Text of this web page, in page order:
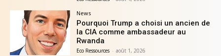
News
Pourquoi Trump a choisi un ancien de
la CIA comme ambassadeur au
Rwanda
Eco Ressources - août 1, 2026